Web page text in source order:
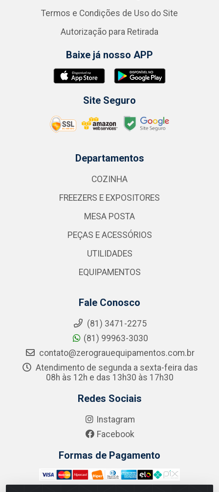
Termos e Condições de Uso do Site
Autorização para Retirada
Baixe já nosso APP
Site Seguro
Departamentos
COZINHA
FREEZERS E EXPOSITORES
MESA POSTA
PEÇAS E ACESSÓRIOS
UTILIDADES
EQUIPAMENTOS
Fale Conosco
(81) 3471-2275
(81) 99963-3030
contato@zerograuequipamentos.com.br
Atendimento de segunda a sexta-feira das
08h às 12h e das 13h30 às 17h30
Redes Sociais
Instagram
Facebook
Formas de Pagamento